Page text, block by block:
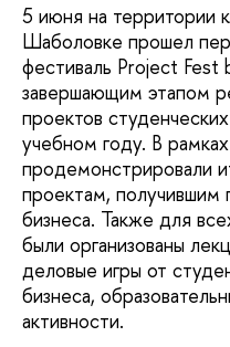
5 июня на
Шаболовке прошел
фестиваль Project Fest
завершающим этапом
проектов
учебном году. В
продемонстрировали
проектам,
бизнеса. Также для
были организованы
деловые игры от
бизнеса,
активности.